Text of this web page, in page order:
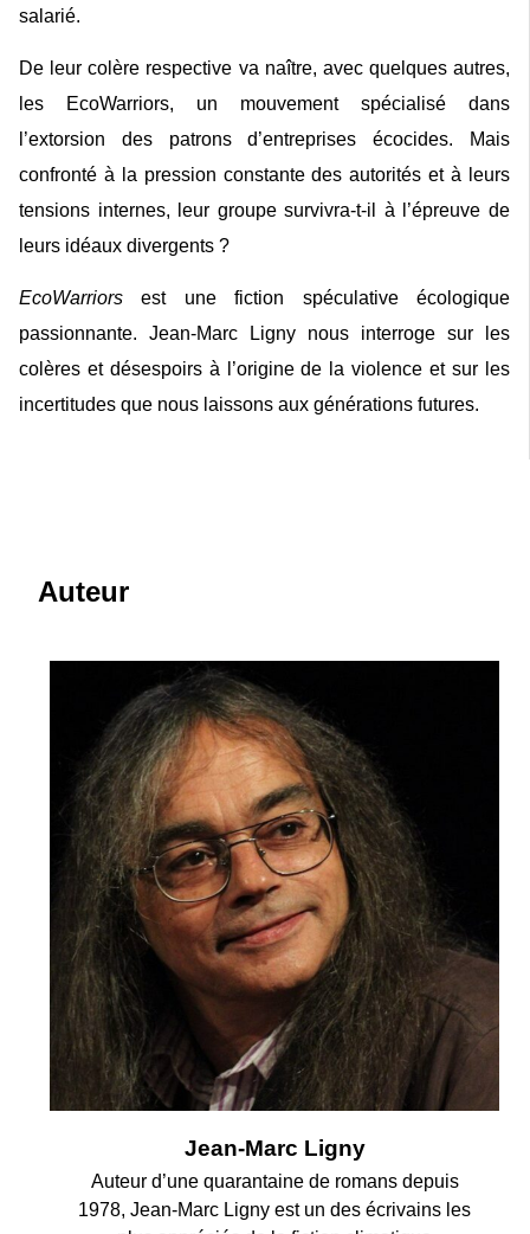
salarié.
De leur colère respective va naître, avec quelques autres,
les EcoWarriors, un mouvement spécialisé dans
l’extorsion des patrons d’entreprises écocides. Mais
confronté à la pression constante des autorités et à leurs
tensions internes, leur groupe survivra-t-il à l’épreuve de
leurs idéaux divergents ?
EcoWarriors est une fiction spéculative écologique
passionnante. Jean-Marc Ligny nous interroge sur les
colères et désespoirs à l’origine de la violence et sur les
incertitudes que nous laissons aux générations futures.
Auteur
Jean-Marc Ligny
Auteur d’une quarantaine de romans depuis
1978, Jean-Marc Ligny est un des écrivains les